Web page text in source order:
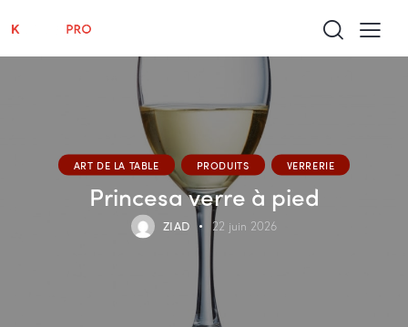
ART DE LA TABLE PRODUITS VERRERIE
Princesa verre à pied
ZIAD 22 juin 2026